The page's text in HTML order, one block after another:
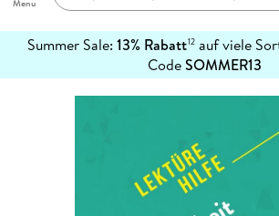
Menu
Summer Sale: 13% Rabatt12auf viele
CodeSOMMER13
erfahren